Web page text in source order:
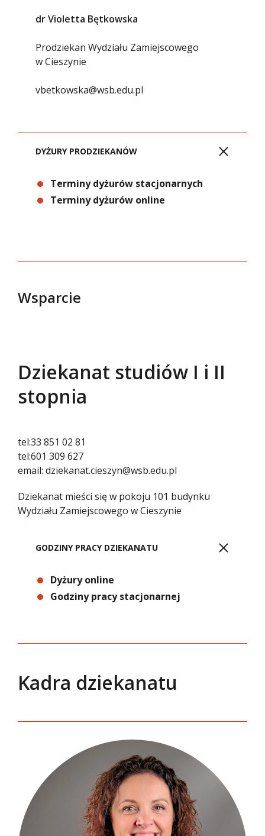
dr Violetta Bętkowska
Prodziekan Wydziału Zamiejscowego
w Cieszynie
vbetkowska@wsb.edu.pl
DYŻURY PRODZIEKANÓW
Terminy dyżurów stacjonarnych
Terminy dyżurów online
Wsparcie
Dziekanat studiów I i II
stopnia
tel:33 851 02 81
tel:601 309 627
email: dziekanat.cieszyn@wsb.edu.pl
Dziekanat mieści się w pokoju 101 budynku
Wydziału Zamiejscowego w Cieszynie
GODZINY PRACY DZIEKANATU
Dyżury online
Godziny pracy stacjonarnej
Kadra dziekanatu